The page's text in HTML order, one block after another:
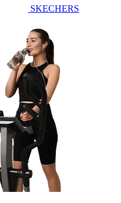
SKECHERS